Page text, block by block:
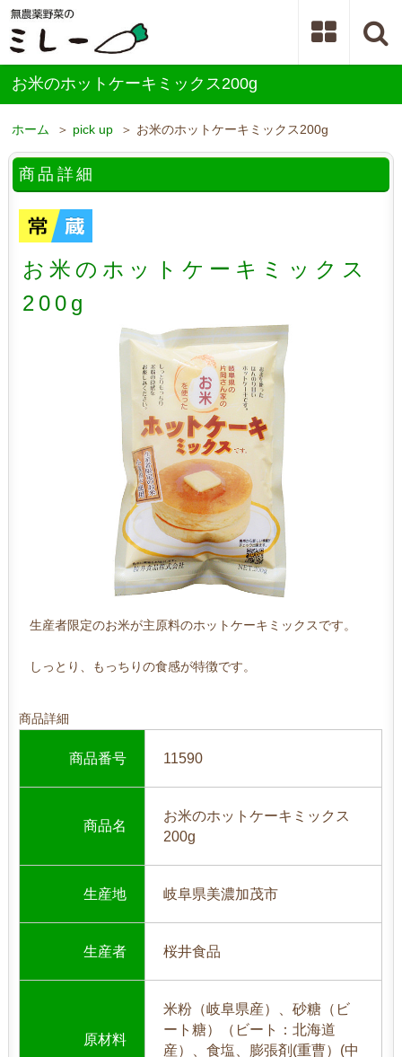
お米のホットケーキミックス200g
ホーム ＞ pick up ＞ お米のホットケーキミックス200g
商品詳細
お米のホットケーキミックス
200g
生産者限定のお米が主原料のホットケーキミックスです。
しっとり、もっちりの食感が特徴です。
商品詳細
商品番号 11590
商品名
お米のホットケーキミックス
200g
生産地 岐阜県美濃加茂市
生産者 桜井食品
原材料
米粉（岐阜県産）、砂糖（ビ
ート糖）（ビート：北海道
産）、食塩、膨張剤(重曹）(中